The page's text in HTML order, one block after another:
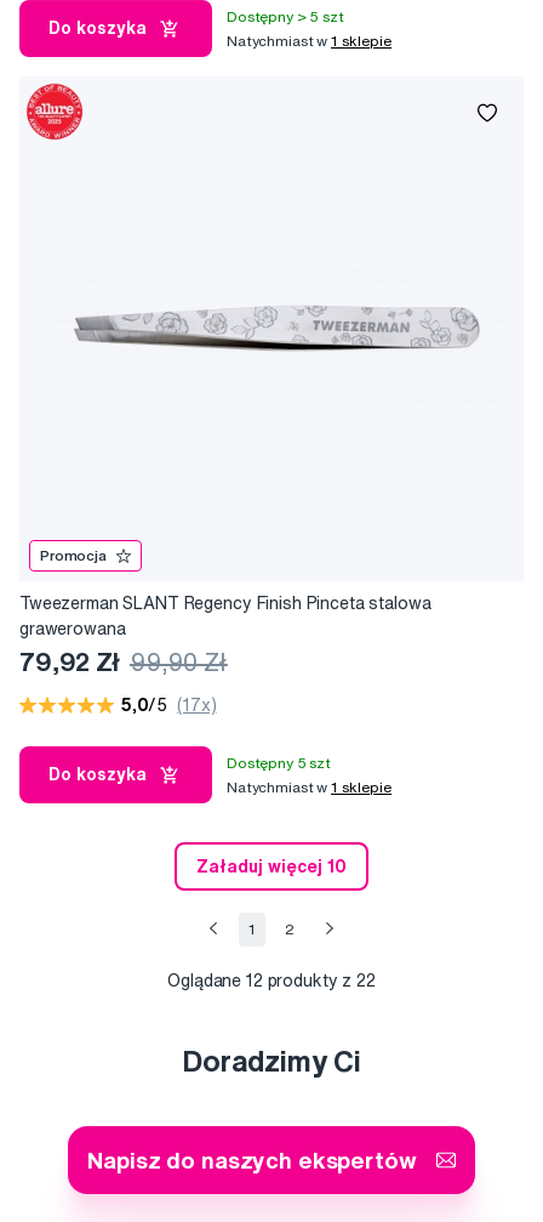
Do koszyka
Dostępny > 5 szt
Natychmiast w1 sklepie
Promocja
Tweezerman SLANT Regency Finish Pinceta stalowa
grawerowana
79,92 Zł 99,90 Zł
5,0/5 (17x)
Do koszyka
Dostępny 5 szt
Natychmiast w1 sklepie
Załaduj więcej 10
1 2
Oglądane 12 produkty z 22
Doradzimy Ci
Napisz do naszych ekspertów